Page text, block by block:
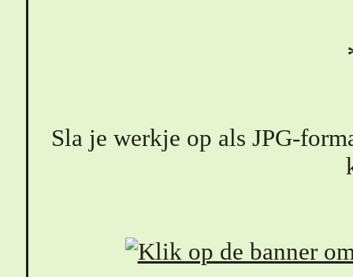
Sla je werkje op als JPG-